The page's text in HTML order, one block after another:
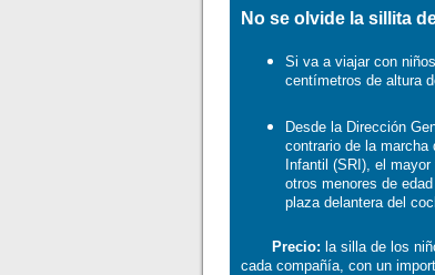
No se olvide la sillita
Si va a viajar con
centímetros de altura
Desde la Dirección
contrario de la
Infantil (SRI), el
otros menores de
plaza delantera del
Precio: la silla de los
cada compañía, con un